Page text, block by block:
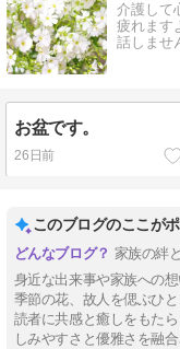
介護して
疲れます
話しませ
お盆です。
26日前
このブログのここが
家族の絆
身近な出来事や家族への
季節の花、故人を偲ぶひ
読者に共感と癒しをもた
しみやすさと優雅さを融